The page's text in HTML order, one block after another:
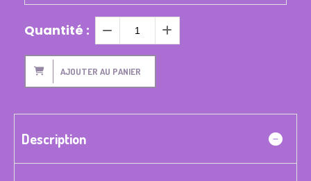
Quantité :
AJOUTER AU PANIER
Description